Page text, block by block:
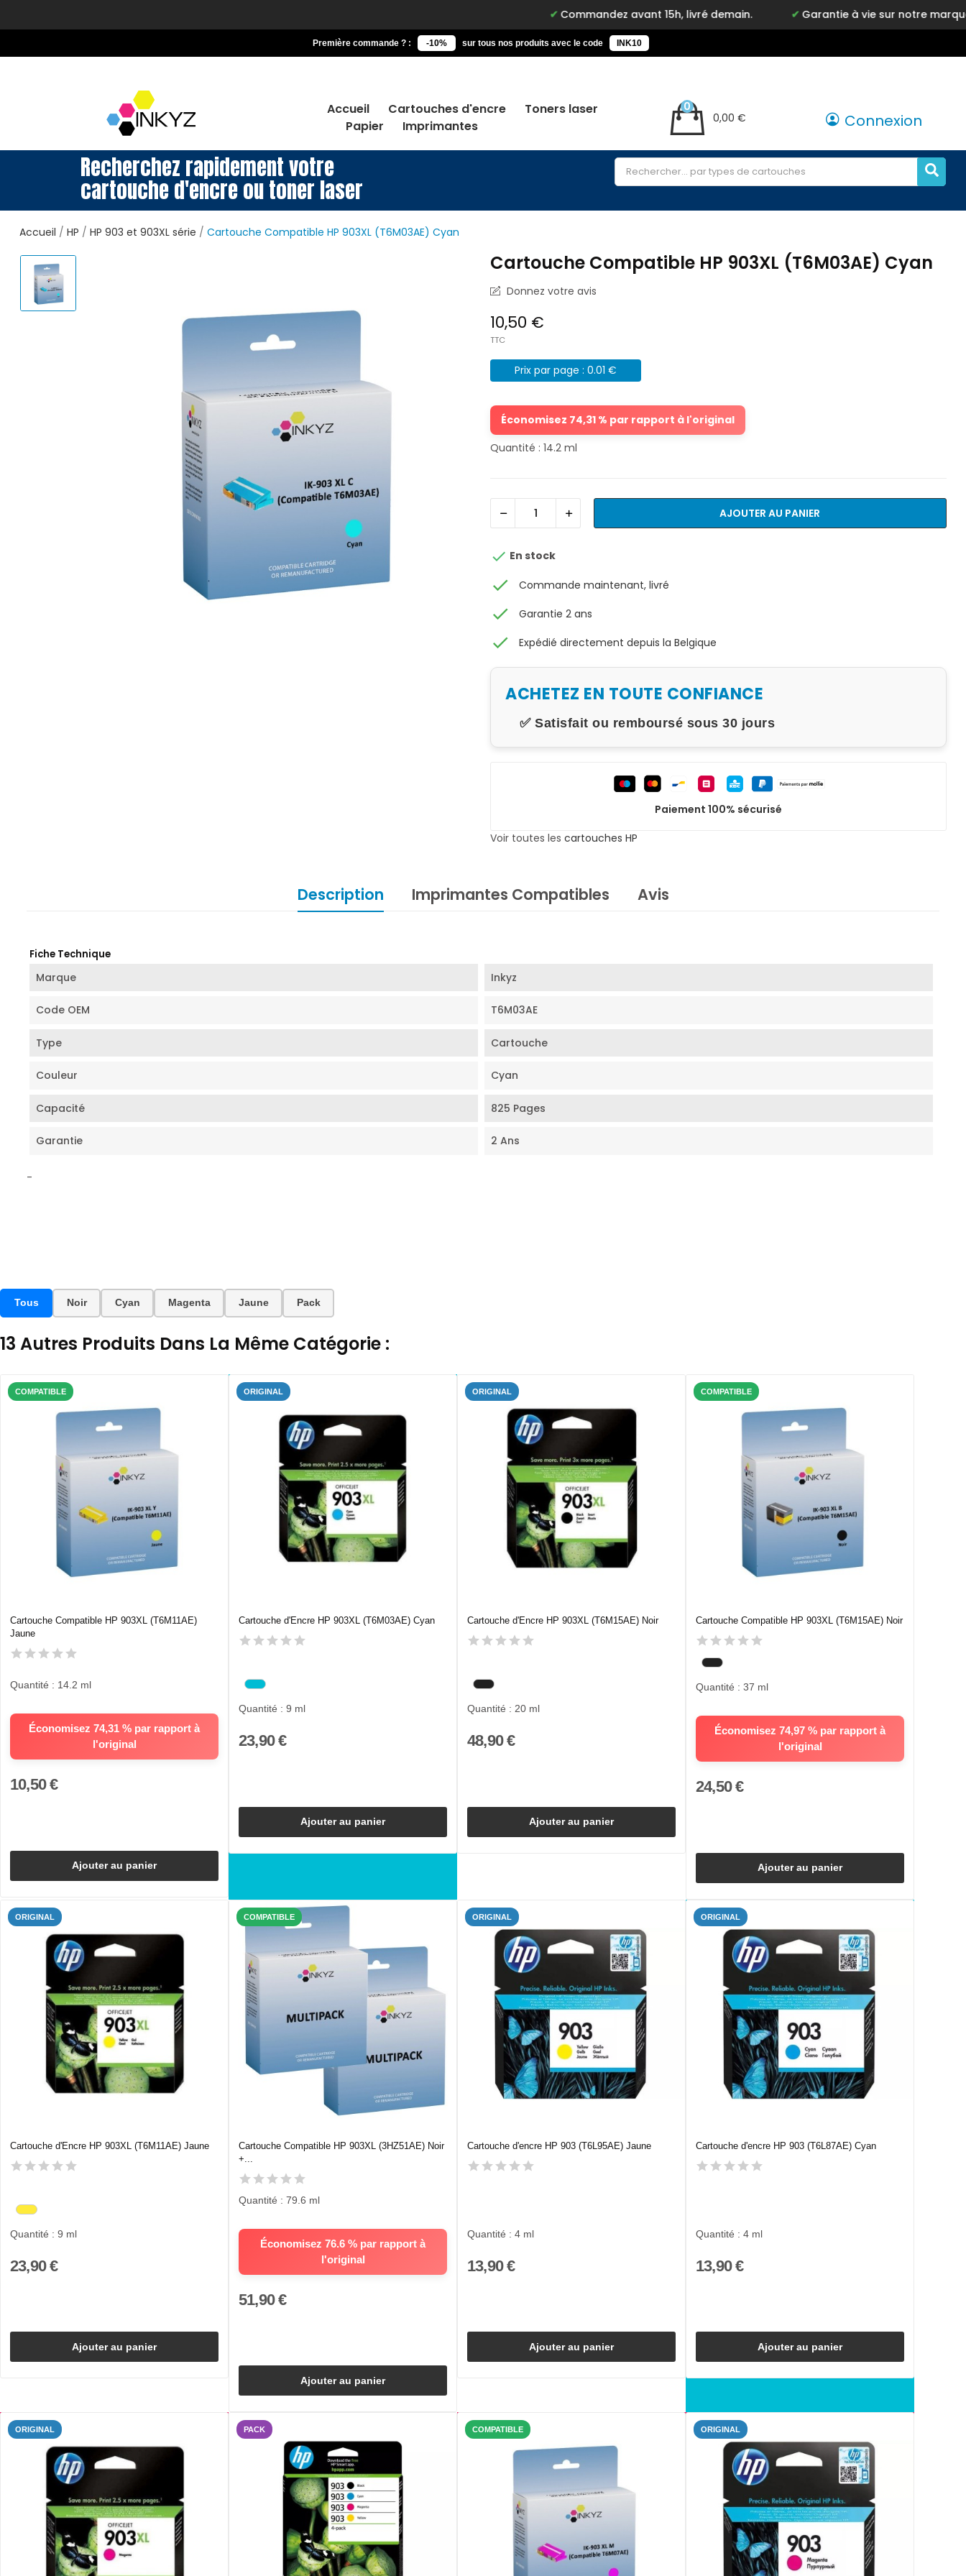
Commandez avant 15h, livré demain. Garantie à vie sur notre marque Inkyz
Première commande ? : -10% sur tous nos produits avec le code INK10
Accueil Cartouches d'encre
Toners laser
Papier
Imprimantes
0,00 €
0
Connexion
Recherchez rapidement votre
cartouche d'encre ou toner laser
Accueil HP HP 903 et 903XL série Cartouche Compatible HP 903XL (T6M03AE) Cyan
Cartouche Compatible HP 903XL (T6M03AE) Cyan
Donnez votre avis
10,50 €
TTC
Prix par page : 0.01 €
Économisez 74,31 % par rapport à l'original
Quantité : 14.2 ml
AJOUTER AU PANIER
 En stock
check Commande maintenant, livré
check Garantie 2 ans
check Expédié directement depuis la Belgique
ACHETEZ EN TOUTE CONFIANCE
✅ Satisfait ou remboursé sous 30 jours
Paiement 100% sécurisé
Voir toutes les cartouches HP
Description Imprimantes Compatibles Avis
Fiche Technique
Marque Inkyz
Code OEM T6M03AE
Type Cartouche
Couleur Cyan
Capacité 825 Pages
Garantie 2 Ans
-
Tous Noir Cyan Magenta Jaune Pack
13 Autres Produits Dans La Même Catégorie :
COMPATIBLE
Cartouche Compatible HP 903XL (T6M11AE)
Jaune
Économisez 74,31 % par rapport à
l'original
Quantité : 14.2 ml
10,50 €
Ajouter au panier
ORIGINAL
Cartouche d'Encre HP 903XL (T6M03AE) Cyan
Quantité : 9 ml
23,90 €
Ajouter au panier
ORIGINAL
Cartouche d'Encre HP 903XL (T6M15AE) Noir
Quantité : 20 ml
48,90 €
Ajouter au panier
COMPATIBLE
Cartouche Compatible HP 903XL (T6M15AE) Noir
Économisez 74,97 % par rapport à
l'original
Quantité : 37 ml
24,50 €
Ajouter au panier
ORIGINAL
Cartouche d'Encre HP 903XL (T6M11AE) Jaune
Quantité : 9 ml
23,90 €
Ajouter au panier
COMPATIBLE
Cartouche Compatible HP 903XL (3HZ51AE) Noir
+...
Économisez 76.6 % par rapport à
l'original
Quantité : 79.6 ml
51,90 €
Ajouter au panier
ORIGINAL
Cartouche d'encre HP 903 (T6L95AE) Jaune
Quantité : 4 ml
13,90 €
Ajouter au panier
ORIGINAL
Cartouche d'encre HP 903 (T6L87AE) Cyan
Quantité : 4 ml
13,90 €
Ajouter au panier
ORIGINAL PACK COMPATIBLE ORIGINAL